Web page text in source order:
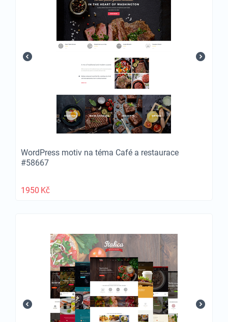
WordPress motiv na téma Café a restaurace
#58667
1950 Kč